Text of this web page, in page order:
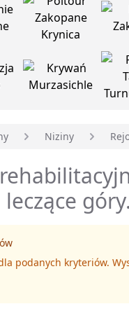
Niziny
góry.
podanych kryteriów.